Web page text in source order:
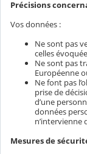
Précisions
Vos données :
Ne sont pas
celles
Ne sont pas
Européenne
Ne font pas
prise de
d’une
données
n’intervienne
Mesures de